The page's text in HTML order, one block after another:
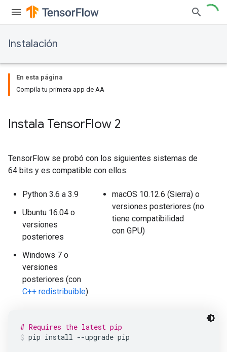
Instalación
En esta página
Compila tu primera app de AA
Instala TensorFlow 2
TensorFlow se probó con los siguientes sistemas de
64 bits y es compatible con ellos:
Python 3.6 a 3.9
Ubuntu 16.04 o
versiones
posteriores
Windows 7 o
versiones
posteriores (con
C++ redistribuible)
macOS 10.12.6 (Sierra) o
versiones posteriores (no
tiene compatibilidad
con GPU)
# Requires the latest pip
pip install --upgrade pip